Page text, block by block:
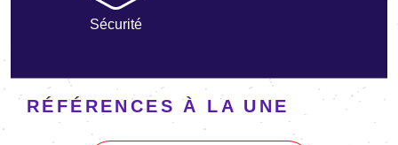
Sécurité
RÉFÉRENCES À LA UNE